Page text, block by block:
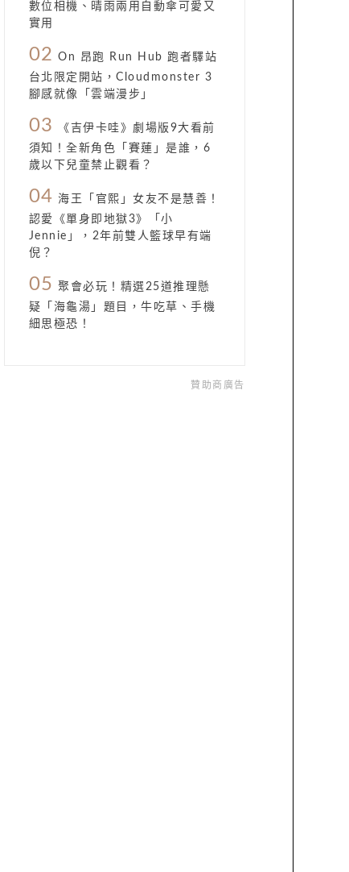
數位相機、晴雨兩用自動傘可愛又
實用
02 On 昂跑 Run Hub 跑者驛站
台北限定開站，Cloudmonster 3
腳感就像「雲端漫步」
03
《吉伊卡哇》劇場版9大看前
須知！全新角色「賽蓮」是誰，6
歲以下兒童禁止觀看？
04 海王「官熙」女友不是慧善！
認愛《單身即地獄3》「小
Jennie」，2年前雙人籃球早有端
倪？
05 聚會必玩！精選25道推理懸
疑「海龜湯」題目，牛吃草、手機
細思極恐！
贊助商廣告